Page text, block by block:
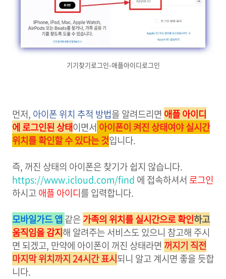
기기찾기로그인-애플아이디로그인
먼저, 아이폰 위치 추적 방법을 알려드리면 애플 아이디
에 로그인된 상태이면서 아이폰이 켜진 상태여야 실시간
위치를 확인할 수 있다는 것입니다.
즉, 꺼진 상태의 아이폰은 찾기가 쉽지 않습니다.
https://www.icloud.com/find 에 접속하셔서 로그인
하시고애플 아이디를 입력합니다.
모바일가드 앱같은가족의 위치를 실시간으로 확인하고
움직임을 감지해 알려주는 서비스도 있으니 참고해 주시
면 되겠고, 만약에 아이폰이 꺼진 상태라면 꺼지기 직전
마지막 위치까지 24시간 표시되니 알고 계시면 좋을 듯합
니다.